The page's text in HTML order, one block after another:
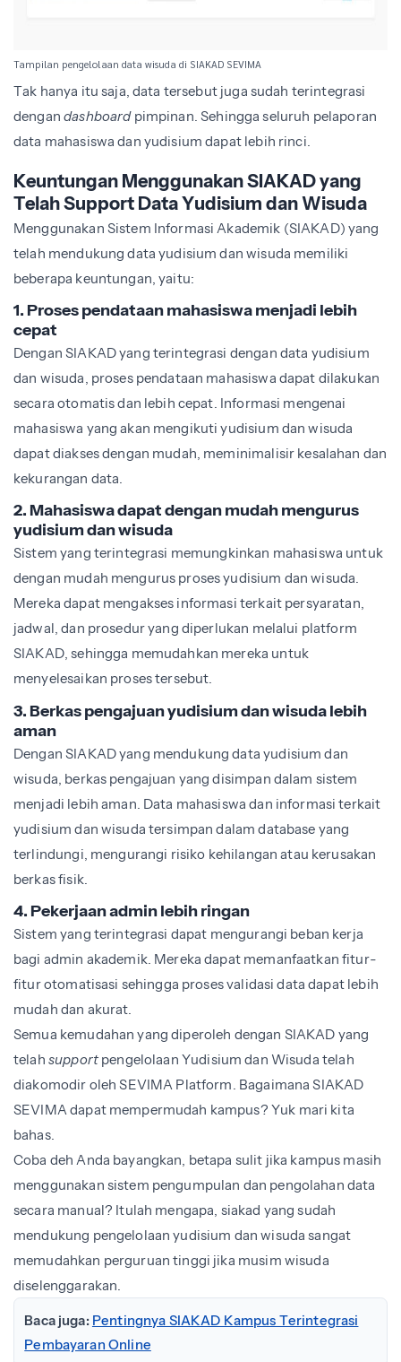
Tampilan pengelolaan data wisuda di SIAKAD SEVIMA
Tak hanya itu saja, data tersebut juga sudah terintegrasi
dengandashboard pimpinan. Sehingga seluruh pelaporan
data mahasiswa dan yudisium dapat lebih rinci.
Keuntungan Menggunakan SIAKAD yang
Telah Support Data Yudisium dan Wisuda
Menggunakan Sistem Informasi Akademik (SIAKAD) yang
telah mendukung data yudisium dan wisuda memiliki
beberapa keuntungan, yaitu:
1. Proses pendataan mahasiswa menjadi lebih
cepat
Dengan SIAKAD yang terintegrasi dengan data yudisium
dan wisuda, proses pendataan mahasiswa dapat dilakukan
secara otomatis dan lebih cepat. Informasi mengenai
mahasiswa yang akan mengikuti yudisium dan wisuda
dapat diakses dengan mudah, meminimalisir kesalahan dan
kekurangan data.
2. Mahasiswa dapat dengan mudah mengurus
yudisium dan wisuda
Sistem yang terintegrasi memungkinkan mahasiswa untuk
dengan mudah mengurus proses yudisium dan wisuda.
Mereka dapat mengakses informasi terkait persyaratan,
jadwal, dan prosedur yang diperlukan melalui platform
SIAKAD, sehingga memudahkan mereka untuk
menyelesaikan proses tersebut.
3. Berkas pengajuan yudisium dan wisuda lebih
aman
Dengan SIAKAD yang mendukung data yudisium dan
wisuda, berkas pengajuan yang disimpan dalam sistem
menjadi lebih aman. Data mahasiswa dan informasi terkait
yudisium dan wisuda tersimpan dalam database yang
terlindungi, mengurangi risiko kehilangan atau kerusakan
berkas fisik.
4. Pekerjaan admin lebih ringan
Sistem yang terintegrasi dapat mengurangi beban kerja
bagi admin akademik. Mereka dapat memanfaatkan fitur-
fitur otomatisasi sehingga proses validasi data dapat lebih
mudah dan akurat.
Semua kemudahan yang diperoleh dengan SIAKAD yang
telah support pengelolaan Yudisium dan Wisuda telah
diakomodir oleh SEVIMA Platform. Bagaimana SIAKAD
SEVIMA dapat mempermudah kampus? Yuk mari kita
bahas.
Coba deh Anda bayangkan, betapa sulit jika kampus masih
menggunakan sistem pengumpulan dan pengolahan data
secara manual? Itulah mengapa, siakad yang sudah
mendukung pengelolaan yudisium dan wisuda sangat
memudahkan perguruan tinggi jika musim wisuda
diselenggarakan.
Baca juga: Pentingnya SIAKAD Kampus Terintegrasi
Pembayaran Online